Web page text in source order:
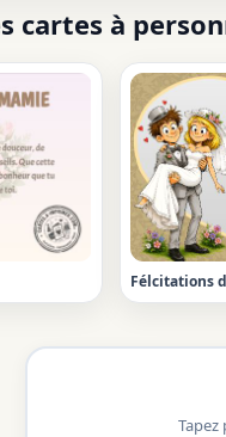
cartes à
Félcitations